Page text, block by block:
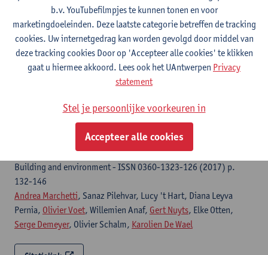
structure, properties of electrolytes, colloid and biological
electrochemistry. - ISSN 1572-6657-971 (2024) p. 1-11
Hanan Barich,Olivier Voet, Nick Sleegers, Jonas Schram, Noelia
Felipe Montiel,Victoria Beltran ,Gert Nuyts,Karolien De Wael
Indoor environmental quality index for conservation
environments : the importance of including
particulate matter
Building and environment - ISSN 0360-1323-126 (2017) p.
132-146
Andrea Marchetti, Sanaz Pilehvar, Lucy 't Hart, Diana Leyva
Pernia, Olivier Voet, Willemien Anaf, Gert Nuyts, Elke Otten,
Serge Demeyer, Olivier Schalm, Karolien De Wael
b.v. YouTubefilmpjes te kunnen tonen en voor
marketingdoeleinden. Deze laatste categorie betreffen de tracking
cookies. Uw internetgedrag kan worden gevolgd door middel van
deze tracking cookies Door op 'Accepteer alle cookies' te klikken
gaat u hiermee akkoord. Lees ook het UAntwerpen Privacy
statement
Stel je persoonlijke voorkeuren in
Accepteer alle cookies